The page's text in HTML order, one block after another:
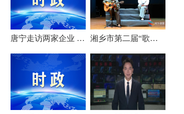
唐宁走访两家企业 问需问计促发展 湘乡市第二届“歌声飞扬·乐享湘乡”歌唱比赛圆满收官